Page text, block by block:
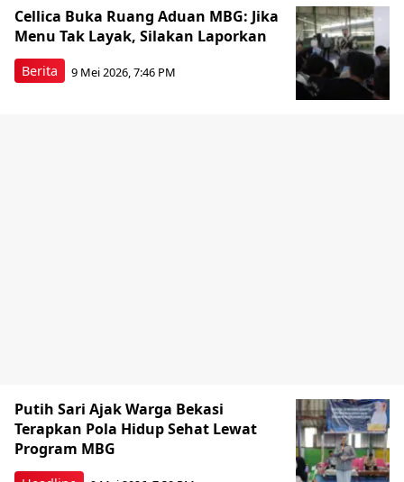
Berita
Cellica Buka Ruang Aduan MBG: Jika
Menu Tak Layak, Silakan Laporkan
9 Mei 2026, 7:46 PM
Putih Sari Ajak Warga Bekasi
Terapkan Pola Hidup Sehat Lewat
Program MBG